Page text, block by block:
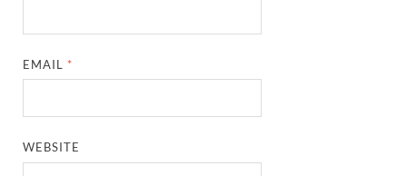
EMAIL *
WEBSITE